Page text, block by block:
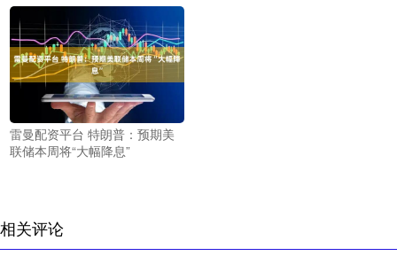
雷曼配资平台 特朗普：预期美
联储本周将“大幅降息”
相关评论